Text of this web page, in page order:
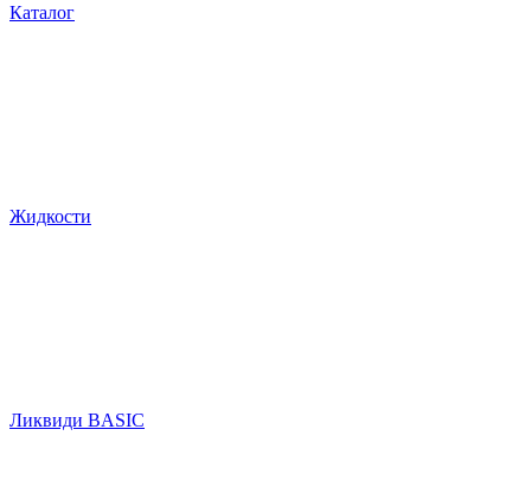
Каталог
Жидкости
Ликвиди BASIC